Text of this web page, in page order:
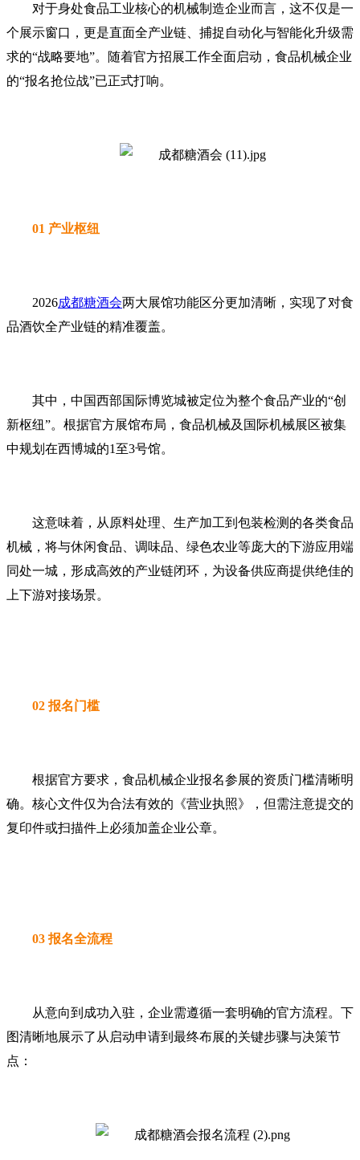
对于身处食品工业核心的机械制造企业而言，这不仅是一
个展示窗口，更是直面全产业链、捕捉自动化与智能化升级需
求的“战略要地”。随着官方招展工作全面启动，食品机械企业
的“报名抢位战”已正式打响。
01 产业枢纽
2026成都糖酒会两大展馆功能区分更加清晰，实现了对食
品酒饮全产业链的精准覆盖。
其中，中国西部国际博览城被定位为整个食品产业的“创
新枢纽”。根据官方展馆布局，食品机械及国际机械展区被集
中规划在西博城的1至3号馆。
这意味着，从原料处理、生产加工到包装检测的各类食品
机械，将与休闲食品、调味品、绿色农业等庞大的下游应用端
同处一城，形成高效的产业链闭环，为设备供应商提供绝佳的
上下游对接场景。
02 报名门槛
根据官方要求，食品机械企业报名参展的资质门槛清晰明
确。核心文件仅为合法有效的《营业执照》，但需注意提交的
复印件或扫描件上必须加盖企业公章。
03 报名全流程
从意向到成功入驻，企业需遵循一套明确的官方流程。下
图清晰地展示了从启动申请到最终布展的关键步骤与决策节
点：